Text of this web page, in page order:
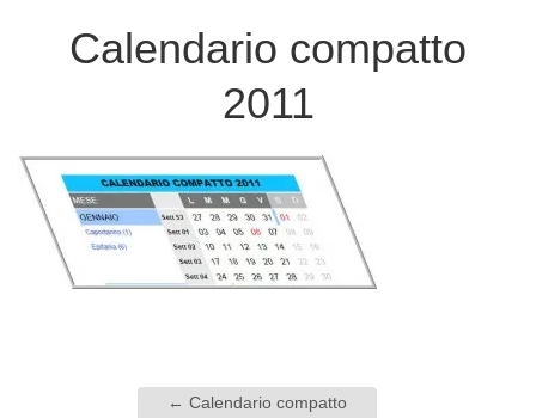
Calendario compatto
2011
← Calendario compatto